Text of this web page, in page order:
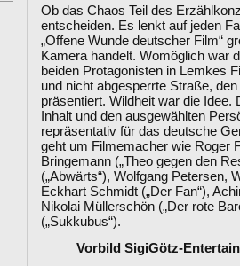
Ob das Chaos Teil des
entscheiden. Es lenkt auf jeden
„Offene Wunde deutscher Film“
Kamera handelt. Womöglich war
beiden Protagonisten in Lemkes
und nicht abgesperrte Straße,
präsentiert. Wildheit war die
Inhalt und den ausgewählten
repräsentativ für das deutsche
geht um Filmemacher wie Roger
Bringemann („Theo gegen den
(„Abwärts“), Wolfgang Petersen,
Eckhart Schmidt („Der Fan“),
Nikolai Müllerschön („Der rote
(„Sukkubus“).
Vorbild SigiGötz-